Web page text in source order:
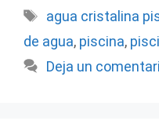
Etiquetas
agua cristalina
de agua, piscina,
Deja un